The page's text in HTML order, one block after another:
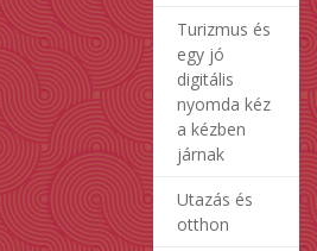
Turizmus és
egy jó
digitális
nyomda kéz
a kézben
járnak
Utazás és
otthon